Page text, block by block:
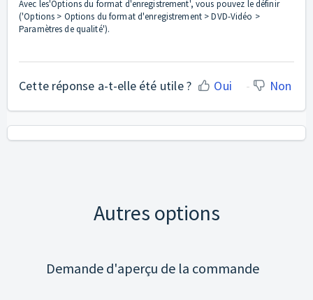
Avec les'Options du format d'enregistrement', vous pouvez le définir
('Options > Options du format d'enregistrement > DVD-Vidéo >
Paramètres de qualité').
Cette réponse a-t-elle été utile ? Oui Non
Autres options
Demande d'aperçu de la commande